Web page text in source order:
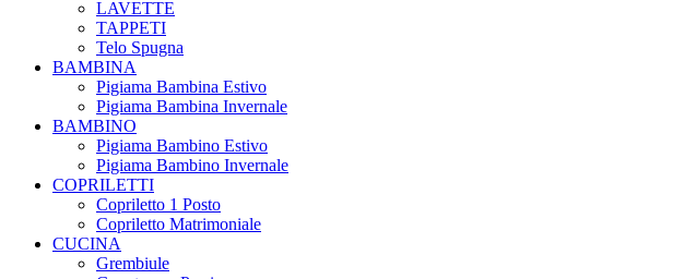
LAVETTE
TAPPETI
Telo Spugna
BAMBINA
Pigiama Bambina Estivo
Pigiama Bambina Invernale
BAMBINO
Pigiama Bambino Estivo
Pigiama Bambino Invernale
COPRILETTI
Copriletto 1 Posto
Copriletto Matrimoniale
CUCINA
Grembiule